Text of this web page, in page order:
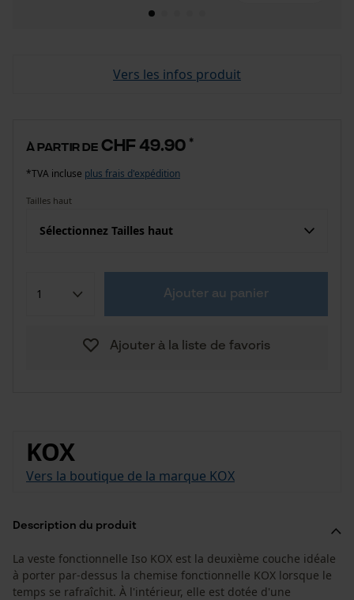
Vers les infos produit
à partir de CHF 49.90 *
*TVA incluse plus frais d'expédition
Tailles haut
Sélectionnez Tailles haut
Ajouter au panier
Ajouter à la liste de favoris
KOX
Vers la boutique de la marque KOX
Description du produit
La veste fonctionnelle Iso KOX est la deuxième couche idéale
à porter par-dessus la chemise fonctionnelle KOX lorsque le
temps se rafraîchit. À l'intérieur, elle est dotée d'une